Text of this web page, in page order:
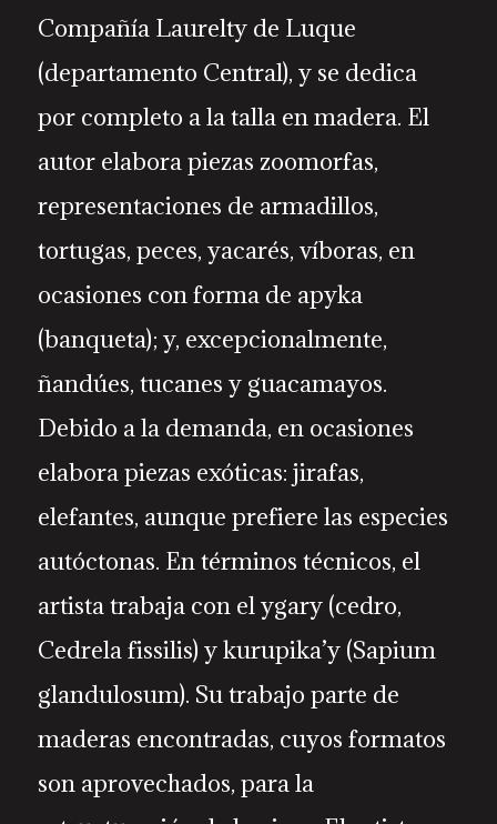
Compañía Laurelty de Luque
(departamento Central), y se dedica
por completo a la talla en madera. El
autor elabora piezas zoomorfas,
representaciones de armadillos,
tortugas, peces, yacarés, víboras, en
ocasiones con forma de apyka
(banqueta); y, excepcionalmente,
ñandúes, tucanes y guacamayos.
Debido a la demanda, en ocasiones
elabora piezas exóticas: jirafas,
elefantes, aunque prefiere las especies
autóctonas. En términos técnicos, el
artista trabaja con el ygary (cedro,
Cedrela fissilis) y kurupika’y (Sapium
glandulosum). Su trabajo parte de
maderas encontradas, cuyos formatos
son aprovechados, para la